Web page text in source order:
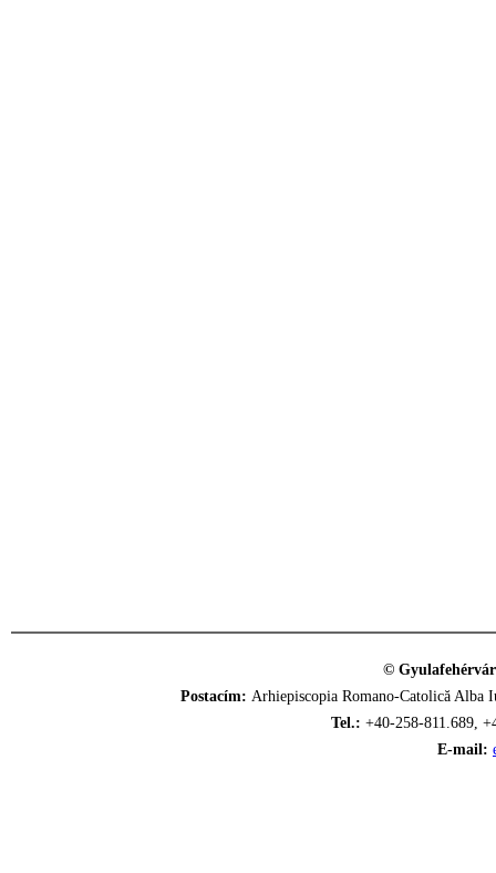
©
Postacím: Arhiepiscopia Romano-Catolică
Tel.: +40-258-811.689,
E-mail: